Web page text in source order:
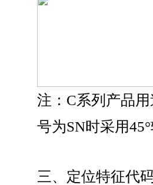
注：C系列产品
号为SN时采用
三、定位特征代